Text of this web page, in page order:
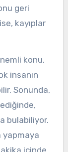
geri
kayıplar
konu.
insanın
Sonunda,
bulabiliyor.
yapmaya
içinde